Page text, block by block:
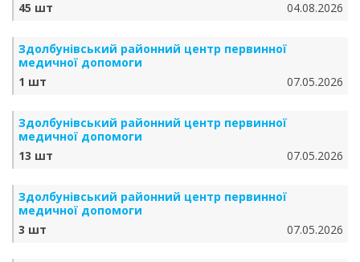
45 шт
04.08.2026
Здолбунівський районний центр первинної
медичної допомоги
1 шт
07.05.2026
Здолбунівський районний центр первинної
медичної допомоги
13 шт
07.05.2026
Здолбунівський районний центр первинної
медичної допомоги
3 шт
07.05.2026